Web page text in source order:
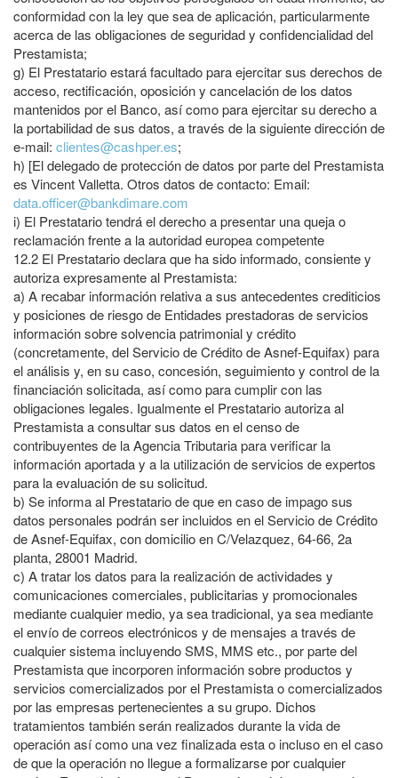
conformidad con la ley que sea de aplicación, particularmente
acerca de las obligaciones de seguridad y confidencialidad del
Prestamista;
g) El Prestatario estará facultado para ejercitar sus derechos de
acceso, rectificación, oposición y cancelación de los datos
mantenidos por el Banco, así como para ejercitar su derecho a
la portabilidad de sus datos, a través de la siguiente dirección de
e-mail: clientes@cashper.es;
h) [El delegado de protección de datos por parte del Prestamista
es Vincent Valletta. Otros datos de contacto: Email:
data.officer@bankdimare.com
i) El Prestatario tendrá el derecho a presentar una queja o
reclamación frente a la autoridad europea competente
12.2 El Prestatario declara que ha sido informado, consiente y
autoriza expresamente al Prestamista:
a) A recabar información relativa a sus antecedentes crediticios
y posiciones de riesgo de Entidades prestadoras de servicios
información sobre solvencia patrimonial y crédito
(concretamente, del Servicio de Crédito de Asnef-Equifax) para
el análisis y, en su caso, concesión, seguimiento y control de la
financiación solicitada, así como para cumplir con las
obligaciones legales. Igualmente el Prestatario autoriza al
Prestamista a consultar sus datos en el censo de
contribuyentes de la Agencia Tributaria para verificar la
información aportada y a la utilización de servicios de expertos
para la evaluación de su solicitud.
b) Se informa al Prestatario de que en caso de impago sus
datos personales podrán ser incluidos en el Servicio de Crédito
de Asnef-Equifax, con domicilio en C/Velazquez, 64-66, 2a
planta, 28001 Madrid.
c) A tratar los datos para la realización de actividades y
comunicaciones comerciales, publicitarias y promocionales
mediante cualquier medio, ya sea tradicional, ya sea mediante
el envío de correos electrónicos y de mensajes a través de
cualquier sistema incluyendo SMS, MMS etc., por parte del
Prestamista que incorporen información sobre productos y
servicios comercializados por el Prestamista o comercializados
por las empresas pertenecientes a su grupo. Dichos
tratamientos también serán realizados durante la vida de
operación así como una vez finalizada esta o incluso en el caso
de que la operación no llegue a formalizarse por cualquier